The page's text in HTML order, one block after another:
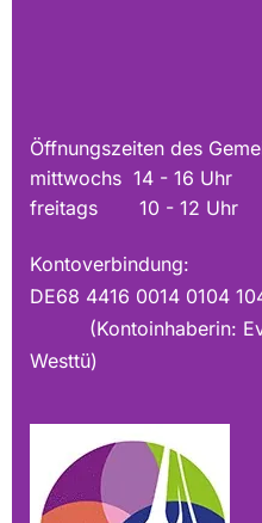
Öffnungszeiten des
mittwochs 14 - 16 Uhr
freitags 10 - 12 Uhr
Kontoverbindung:
DE68 4416
(Kontoinhaberin: Ev.
Westtü)